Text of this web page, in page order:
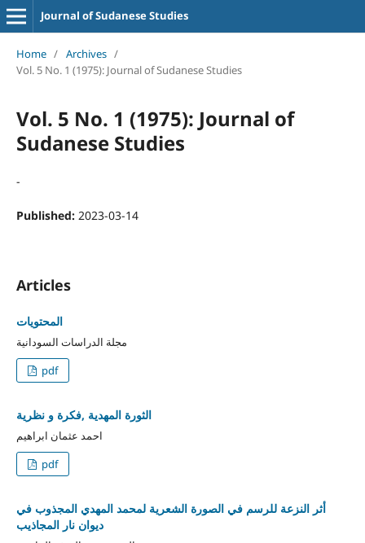
Journal of Sudanese Studies
Home / Archives /
Vol. 5 No. 1 (1975): Journal of Sudanese Studies
Vol. 5 No. 1 (1975): Journal of
Sudanese Studies
-
Published: 2023-03-14
Articles
المحتويات
مجلة الدراسات السودانية
pdf
الثورة المهدية ,فكرة و نظرية
احمد عثمان ابراهيم
pdf
أثر النزعة للرسم في الصورة الشعرية لمحمد المهدي المجذوب في
ديوان نار المجاذيب